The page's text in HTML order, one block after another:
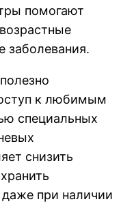
помогают
заболевания.
к любимым
специальных
снизить
при наличии